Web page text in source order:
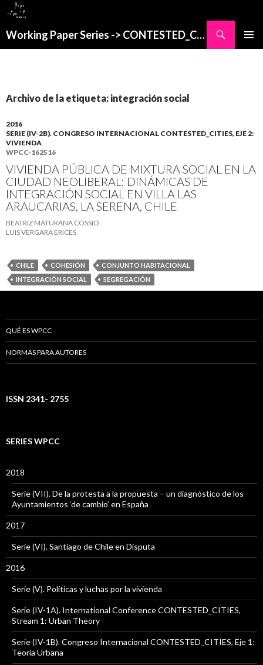
Working Paper Series -> CONTESTED_CITIES
Archivo de la etiqueta: integración social
2016
SERIE (IV-2B). CONGRESO INTERNACIONAL CONTESTED_CITIES, EJE 2:
VIVIENDA
WPCC-162516
VIVIENDA PÚBLICA DE MIXTURA SOCIAL EN LA
CIUDAD NEOLIBERAL: DINÁMICAS DE
INTEGRACIÓN SOCIAL EN VILLA LAS
ARAUCARIAS, LA SERENA, CHILE
BEATRIZ MATURANA COSSIO
LUIS VERGARA ERICES
CHILE COHESIÓN
CONJUNTO HABITACIONAL
INTEGRACIÓN SOCIAL
SEGREGACIÓN
QUÉ ES WPCC
NORMAS PARA AUTORES
ISSN 2341- 2755
SERIES WPCC
2018
Serie (VII). De la protesta a la propuesta – un diagnóstico de los
Ayuntamientos ‘de cambio’ en España
2017
Serie (VI). Santiago de Chile en Disputa
2016
Serie (V). Políticas y luchas por la vivienda
Serie (IV-1A). International Conference CONTESTED_CITIES,
Stream 1: Urban Theory
Serie (IV-1B). Congreso Internacional CONTESTED_CITIES, Eje 1:
Teoría Urbana